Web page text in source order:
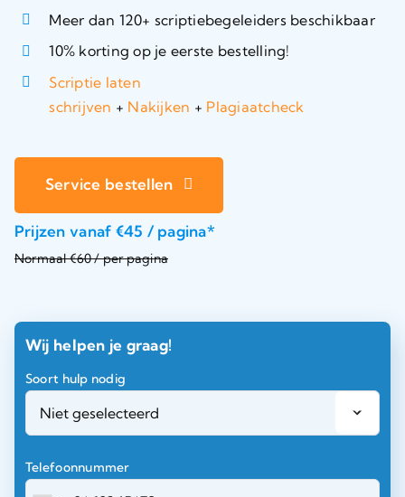
Meer dan 120+ scriptiebegeleiders beschikbaar
10% korting op je eerste bestelling!
Scriptie laten
schrijven + Nakijken + Plagiaatcheck
Service bestellen
Prijzen vanaf €45 / pagina*
Normaal €60 / per pagina
Wij helpen je graag!
Soort hulp nodig
Telefoonnummer